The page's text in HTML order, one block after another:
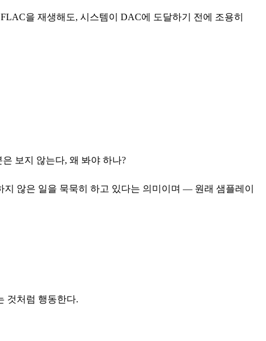
을 재생해도, 시스템이 DAC에 도달하기 전에 조용히
보지 않는다, 왜 봐야 하나?
않은 일을 묵묵히 하고 있다는 의미이며 — 원래 샘플레이
것처럼 행동한다.